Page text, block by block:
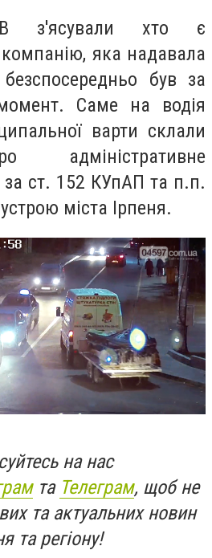
з'ясували хто є
яка надавала
був за
Саме на водія
варти склали
адміністративне
ст. 152 КУпАП та п.п.
міста Ірпеня.
на нас
та Телеграм, щоб не
та актуальних новин
та регіону!